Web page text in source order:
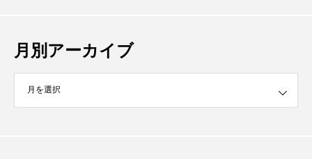
月別アーカイブ